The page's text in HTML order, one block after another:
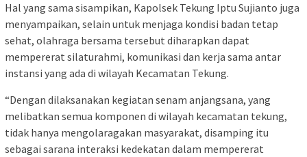
Hal yang sama sisampikan, Kapolsek Tekung Iptu Sujianto juga
menyampaikan, selain untuk menjaga kondisi badan tetap
sehat, olahraga bersama tersebut diharapkan dapat
mempererat silaturahmi, komunikasi dan kerja sama antar
instansi yang ada di wilayah Kecamatan Tekung.
“Dengan dilaksanakan kegiatan senam anjangsana, yang
melibatkan semua komponen di wilayah kecamatan tekung,
tidak hanya mengolaragakan masyarakat, disamping itu
sebagai sarana interaksi kedekatan dalam mempererat